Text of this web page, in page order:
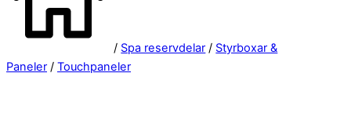
/ Spa reservdelar / Styrboxar &
Paneler / Touchpaneler